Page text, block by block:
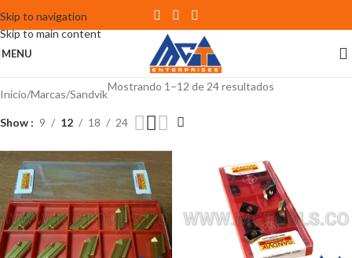
Skip to navigation
Skip to main content
MENU
Inicio Marcas Sandvik
Mostrando 1–12 de 24 resultados
Show 9 12 18 24